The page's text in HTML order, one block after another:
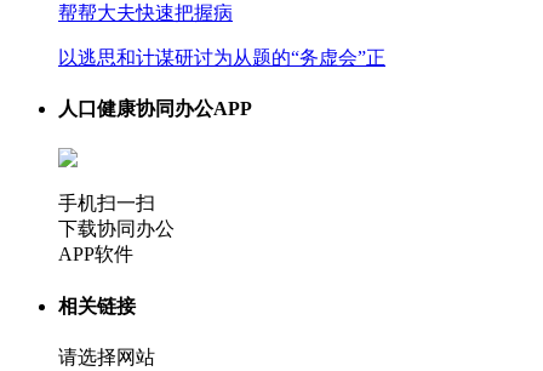
帮帮大夫快速把握病
以逃思和计谋研讨为从题的“务虚会”正
人口健康协同办公APP
手机扫一扫
下载协同办公
APP软件
相关链接
请选择网站